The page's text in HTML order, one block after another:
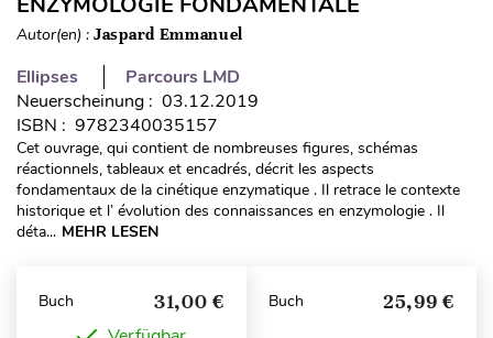
Autor(en) : Jaspard Emmanuel
Ellipses
Parcours LMD
Neuerscheinung : 03.12.2019
ISBN : 9782340035157
Cet ouvrage, qui contient de nombreuses figures, schémas
réactionnels, tableaux et encadrés, décrit les aspects
fondamentaux de la cinétique enzymatique . Il retrace le contexte
historique et l’ évolution des connaissances en enzymologie . Il
déta... MEHR LESEN
Buch 31,00 € Buch 25,99 €